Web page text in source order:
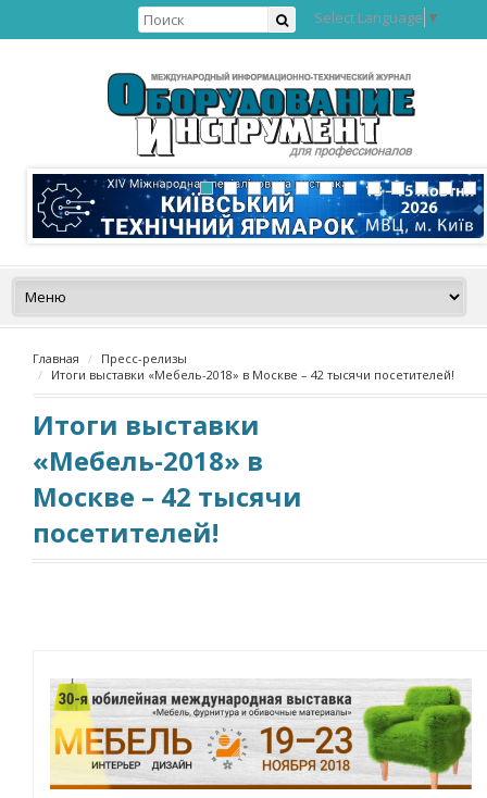
Select Language ▼
Главная
Пресс-релизы
Итоги выставки «Мебель-2018» в Москве – 42 тысячи посетителей!
Итоги выставки
«Мебель-2018» в
Москве – 42 тысячи
посетителей!